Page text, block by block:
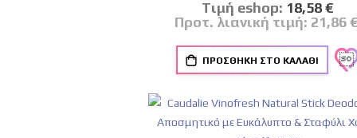
Tιμή eshop: Ειδική
Τιμή
18,58 €
Προτ. λιανική τιμή: 21,86
ΠΡΟΣΘΉΚΗ ΣΤΟ ΚΑΛΆΘΙ